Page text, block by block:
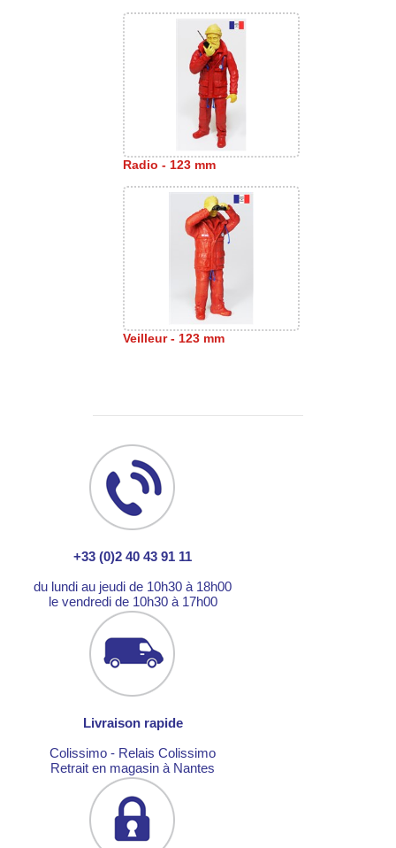
Radio - 123 mm
Veilleur - 123 mm
+33 (0)2 40 43 91 11
du lundi au jeudi de 10h30 à 18h00
le vendredi de 10h30 à 17h00
Livraison rapide
Colissimo - Relais Colissimo
Retrait en magasin à Nantes